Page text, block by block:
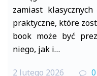
zamiast
praktyczne, które
book może być
niego, jak i…
2 lutego 2026 0